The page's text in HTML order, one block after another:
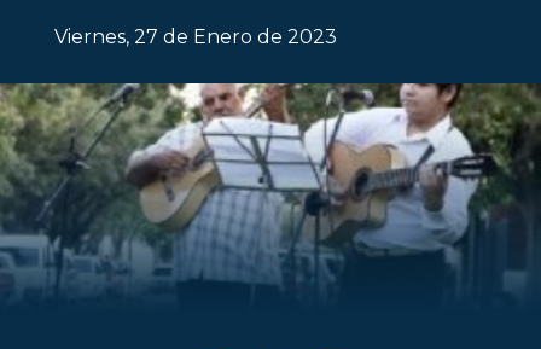
Viernes, 27 de Enero de 2023